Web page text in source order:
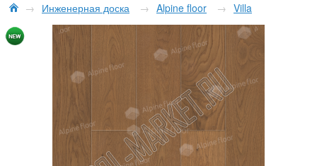
→ Инженерная доска → Alpine floor → Villa